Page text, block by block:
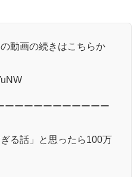
動画の続きはこちらか
ーーーーーーーーーーー
る話」と思ったら100万